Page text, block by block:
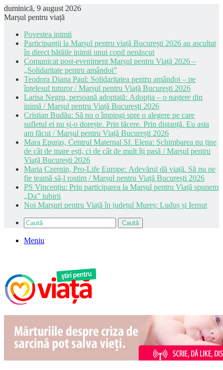
duminică, 9 august 2026
Marșul pentru viață
Povestea inimii
Participanții la Marșul pentru viață București 2026 au ascultat
în direct bătăile inimii unui copil nenăscut
Comunicat post-eveniment Marșul pentru Viață 2026 –
„Solidaritate pentru amândoi”
Teodora Diana Paul: Solidaritatea pentru amândoi – pe
înțelesul tuturor / Marșul pentru Viață București 2026
Larisa Negru, persoană adoptată: Adopția – o naștere din
inimă / Marșul pentru Viață București 2026
Cristian Budău: Să nu o împingi spre o alegere pe care
sufletul ei nu și-o dorește. Prin tăcere. Prin distanță. Eu asta
am făcut / Marșul pentru Viață București 2026
Mara Epuraș, Centrul Maternal Sf. Elena: Schimbarea nu ține
de cât de mare ești, ci de cât de mult îți pasă / Marșul pentru
Viață București 2026
Maria Czernin, Pro-Life Europe: Adevărul dă viață. Să nu ne
fie teamă să-l rostim / Marșul pentru Viață București 2026
PS Vincențiu: Prin participarea la Marșul pentru Viață spunem
„Da” iubirii
Noi Marșuri pentru Viață în județul Mureș: Luduș și Iernut
Caută
Meniu